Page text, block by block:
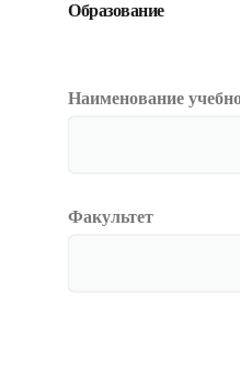
Образование
Наименование
Факультет